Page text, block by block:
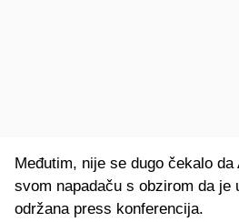
Međutim, nije se dugo čekalo da
svom napadaču s obzirom da je
održana press konferencija.